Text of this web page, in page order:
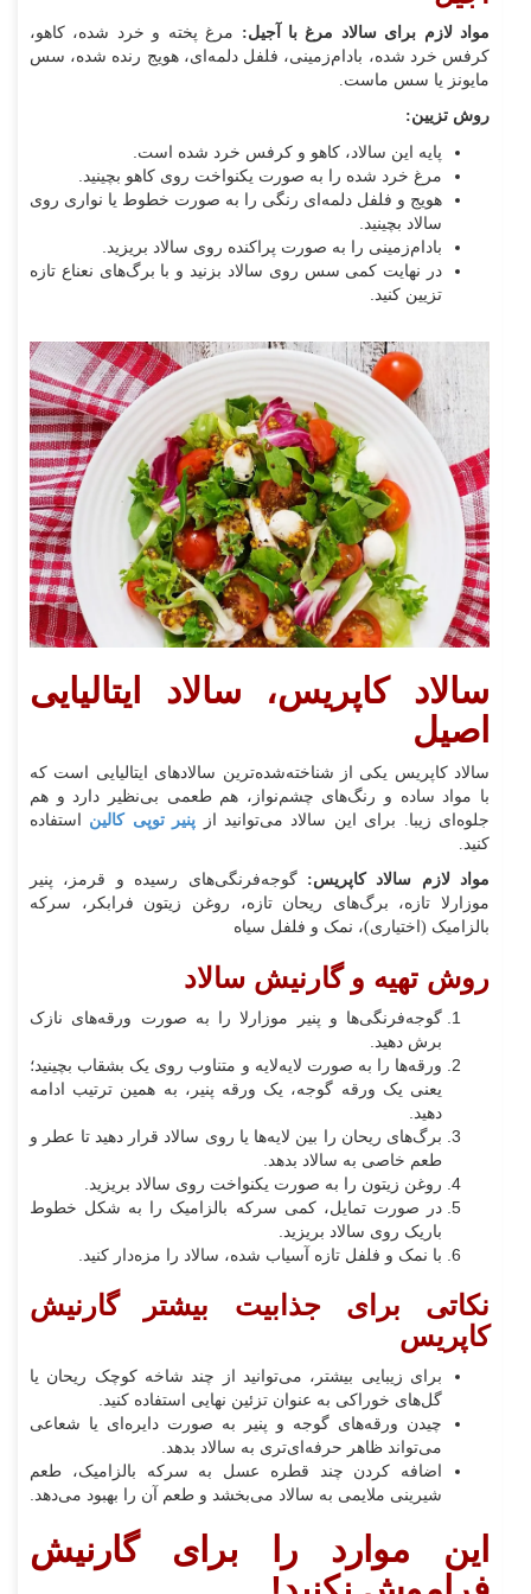
مواد لازم برای سالاد مرغ با آجیل: مرغ پخته و خرد شده، کاهو،
کرفس خرد شده، بادام‌زمینی، فلفل دلمه‌ای، هویج رنده شده، سس
مایونز یا سس ماست.
روش تزیین:
پایه این سالاد، کاهو و کرفس خرد شده است.
مرغ خرد شده را به صورت یکنواخت روی کاهو بچینید.
هویج و فلفل دلمه‌ای رنگی را به صورت خطوط یا نواری روی
سالاد بچینید.
بادام‌زمینی را به صورت پراکنده روی سالاد بریزید.
در نهایت کمی سس روی سالاد بزنید و با برگ‌های نعناع تازه
تزیین کنید.
سالاد کاپریس، سالاد ایتالیایی
اصیل
سالاد کاپریس یکی از شناخته‌شده‌ترین سالادهای ایتالیایی است که
با مواد ساده و رنگ‌های چشم‌نواز، هم طعمی بی‌نظیر دارد و هم
جلوه‌ای زیبا. برای این سالاد می‌توانید از پنیر توپی کالین استفاده
کنید.
مواد لازم سالاد کاپریس:گوجه‌فرنگی‌های رسیده و قرمز، پنیر
موزارلا تازه، برگ‌های ریحان تازه، روغن زیتون فرابکر، سرکه
بالزامیک (اختیاری)، نمک و فلفل سیاه
روش تهیه و گارنیش سالاد
گوجه‌فرنگی‌ها و پنیر موزارلا را به صورت ورقه‌های نازک
برش دهید.
ورقه‌ها را به صورت لایه‌لایه و متناوب روی یک بشقاب بچینید؛
یعنی یک ورقه گوجه، یک ورقه پنیر، به همین ترتیب ادامه
دهید.
برگ‌های ریحان را بین لایه‌ها یا روی سالاد قرار دهید تا عطر و
طعم خاصی به سالاد بدهد.
روغن زیتون را به صورت یکنواخت روی سالاد بریزید.
در صورت تمایل، کمی سرکه بالزامیک را به شکل خطوط
باریک روی سالاد بریزید.
با نمک و فلفل تازه آسیاب شده، سالاد را مزه‌دار کنید.
نکاتی برای جذابیت بیشتر گارنیش
کاپریس
برای زیبایی بیشتر، می‌توانید از چند شاخه کوچک ریحان یا
گل‌های خوراکی به عنوان تزئین نهایی استفاده کنید.
چیدن ورقه‌های گوجه و پنیر به صورت دایره‌ای یا شعاعی
می‌تواند ظاهر حرفه‌ای‌تری به سالاد بدهد.
اضافه کردن چند قطره عسل به سرکه بالزامیک، طعم
شیرینی ملایمی به سالاد می‌بخشد و طعم آن را بهبود می‌دهد.
این موارد را برای گارنیش